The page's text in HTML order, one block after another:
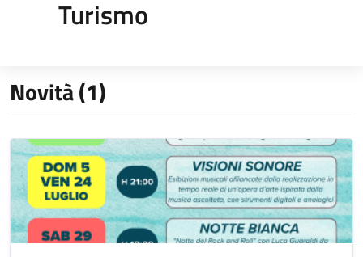
Turismo
Novità (1)